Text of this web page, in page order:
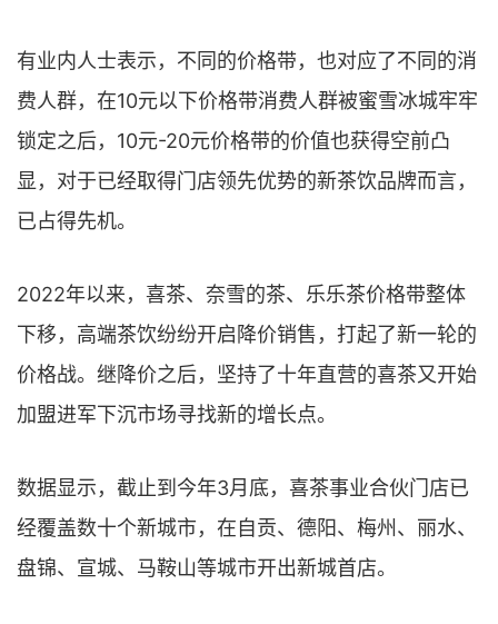
有业内人士表示，不同的价格带，也对应了不同的消
费人群，在10元以下价格带消费人群被蜜雪冰城牢牢
锁定之后，10元-20元价格带的价值也获得空前凸
显，对于已经取得门店领先优势的新茶饮品牌而言，
已占得先机。
2022年以来，喜茶、奈雪的茶、乐乐茶价格带整体
下移，高端茶饮纷纷开启降价销售，打起了新一轮的
价格战。继降价之后，坚持了十年直营的喜茶又开始
加盟进军下沉市场寻找新的增长点。
数据显示，截止到今年3月底，喜茶事业合伙门店已
经覆盖数十个新城市，在自贡、德阳、梅州、丽水、
盘锦、宣城、马鞍山等城市开出新城首店。